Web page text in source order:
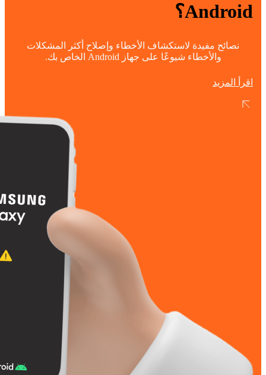
Android؟
نصائح مفيدة لاستكشاف الأخطاء وإصلاح أكثر المشكلات
والأخطاء شيوعًا على جهاز Android الخاص بك.
اقرأ المزيد